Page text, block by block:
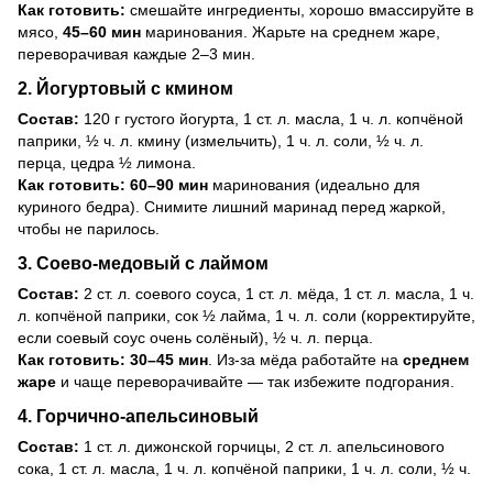
Как готовить: смешайте ингредиенты, хорошо вмассируйте в
мясо, 45–60 мин маринования. Жарьте на среднем жаре,
переворачивая каждые 2–3 мин.
2. Йогуртовый с кмином
Состав: 120 г густого йогурта, 1 ст. л. масла, 1 ч. л. копчёной
паприки, ½ ч. л. кмину (измельчить), 1 ч. л. соли, ½ ч. л.
перца, цедра ½ лимона.
Как готовить: 60–90 мин маринования (идеально для
куриного бедра). Снимите лишний маринад перед жаркой,
чтобы не парилось.
3. Соево-медовый с лаймом
Состав: 2 ст. л. соевого соуса, 1 ст. л. мёда, 1 ст. л. масла, 1 ч.
л. копчёной паприки, сок ½ лайма, 1 ч. л. соли (корректируйте,
если соевый соус очень солёный), ½ ч. л. перца.
Как готовить: 30–45 мин . Из-за мёда работайте на среднем
жаре и чаще переворачивайте — так избежите подгорания.
4. Горчично-апельсиновый
Состав: 1 ст. л. дижонской горчицы, 2 ст. л. апельсинового
сока, 1 ст. л. масла, 1 ч. л. копчёной паприки, 1 ч. л. соли, ½ ч.